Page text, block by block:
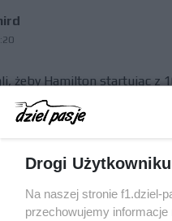
żeby Hamilton startując z
przewagi. Jeśli nie
przyznać tytuł
szansę.
wygrywa w Brazylii wbrew
Drogi
Na naszej stronie f1.dziel-
przechowujemy